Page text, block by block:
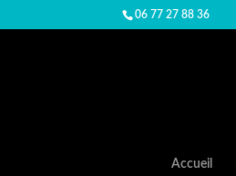
06 77 27 88 36
Accueil